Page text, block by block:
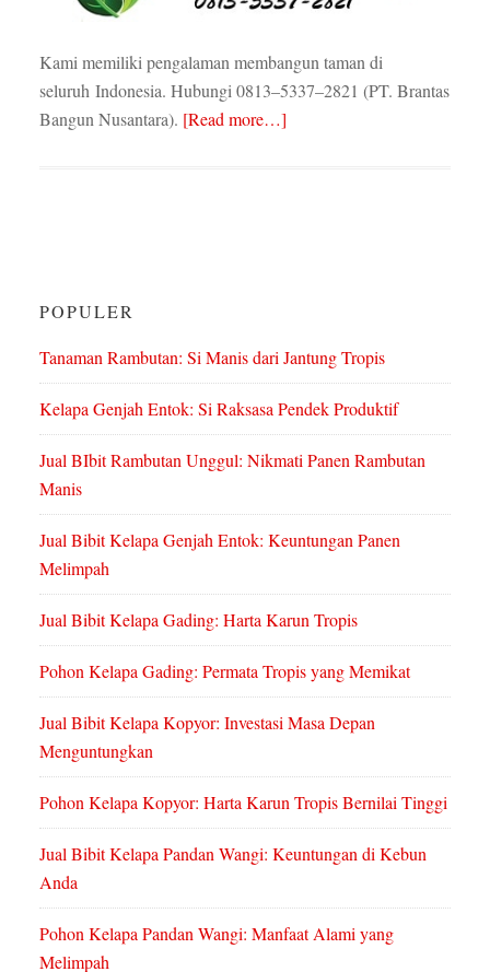
Kami memiliki pengalaman membangun taman di
seluruh Indonesia. Hubungi 0813–5337–2821 (PT. Brantas
Bangun Nusantara). [Read more…]
POPULER
Tanaman Rambutan: Si Manis dari Jantung Tropis
Kelapa Genjah Entok: Si Raksasa Pendek Produktif
Jual BIbit Rambutan Unggul: Nikmati Panen Rambutan
Manis
Jual Bibit Kelapa Genjah Entok: Keuntungan Panen
Melimpah
Jual Bibit Kelapa Gading: Harta Karun Tropis
Pohon Kelapa Gading: Permata Tropis yang Memikat
Jual Bibit Kelapa Kopyor: Investasi Masa Depan
Menguntungkan
Pohon Kelapa Kopyor: Harta Karun Tropis Bernilai Tinggi
Jual Bibit Kelapa Pandan Wangi: Keuntungan di Kebun
Anda
Pohon Kelapa Pandan Wangi: Manfaat Alami yang
Melimpah